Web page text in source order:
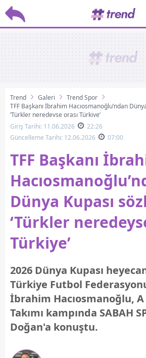
Trend Galeri
Trend Spor
TFF Başkanı İbrahim Hacıosmanoğlu’ndan
‘Türkler neredeyse orası Türkiye’
Giriş Tarihi: 11.06.2026
22:26
Güncelleme Tarihi: 12.06.2026
07:00
TFF Başkanı
Dünya Kupası
‘Türkler
Türkiye’
2026 Dünya Kupası
Türkiye Futbol
İbrahim Hacıosmanoğlu,
Takımı kampında SABAH
Doğan'a konuştu.